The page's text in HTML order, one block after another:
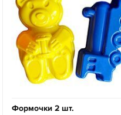
Формочки 2 шт.